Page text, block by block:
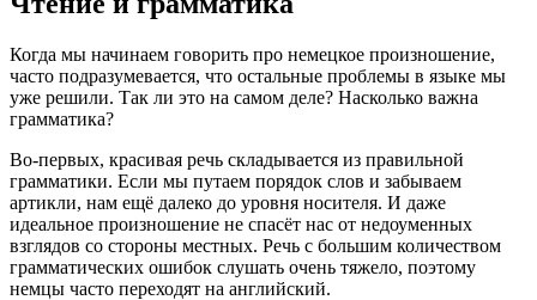
Когда мы начинаем говорить про немецкое произношение,
часто подразумевается, что остальные проблемы в языке мы
уже решили. Так ли это на самом деле? Насколько важна
грамматика?
Во-первых, красивая речь складывается из правильной
грамматики. Если мы путаем порядок слов и забываем
артикли, нам ещё далеко до уровня носителя. И даже
идеальное произношение не спасёт нас от недоуменных
взглядов со стороны местных. Речь с большим количеством
грамматических ошибок слушать очень тяжело, поэтому
немцы часто переходят на английский.